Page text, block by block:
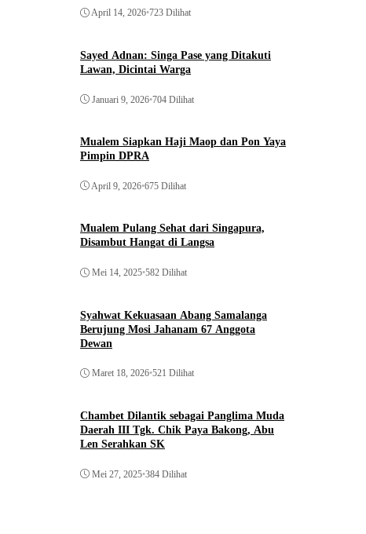
April 14, 2026•723 Dilihat
Sayed Adnan: Singa Pase yang Ditakuti
Lawan, Dicintai Warga
Januari 9, 2026•704 Dilihat
Mualem Siapkan Haji Maop dan Pon Yaya
Pimpin DPRA
April 9, 2026•675 Dilihat
Mualem Pulang Sehat dari Singapura,
Disambut Hangat di Langsa
Mei 14, 2025•582 Dilihat
Syahwat Kekuasaan Abang Samalanga
Berujung Mosi Jahanam 67 Anggota
Dewan
Maret 18, 2026•521 Dilihat
Chambet Dilantik sebagai Panglima Muda
Daerah III Tgk. Chik Paya Bakong, Abu
Len Serahkan SK
Mei 27, 2025•384 Dilihat